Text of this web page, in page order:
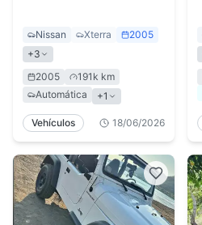
Nissan Xterra
2005
+3
2005
191k km
Automática
+1
Vehículos 18/06/2026